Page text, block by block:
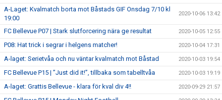
A-Laget: Kvalmatch borta mot Båstads GIF Onsdag 7/10 kl
19:00
2020-10-06 13:42
FC Bellevue P07 | Stark slutforcering nära ge resultat 2020-10-05 12:55
P08: Hat trick i segrar i helgens matcher! 2020-10-04 17:31
A-laget: Serietvåa och nu väntar kvalmatch mot Båstad 2020-10-03 19:54
FC Bellevue P15 | ”Just did it!”, tillbaka som tabelltvåa 2020-10-03 19:19
A-laget: Grattis Bellevue - klara för kval div 4!! 2020-09-29 21:57